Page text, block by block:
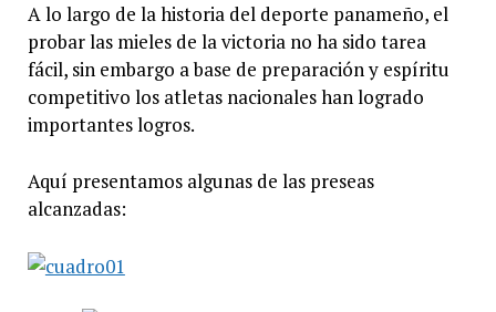
A lo largo de la historia del deporte panameño, el
probar las mieles de la victoria no ha sido tarea
fácil, sin embargo a base de preparación y espíritu
competitivo los atletas nacionales han logrado
importantes logros.
Aquí presentamos algunas de las preseas
alcanzadas: